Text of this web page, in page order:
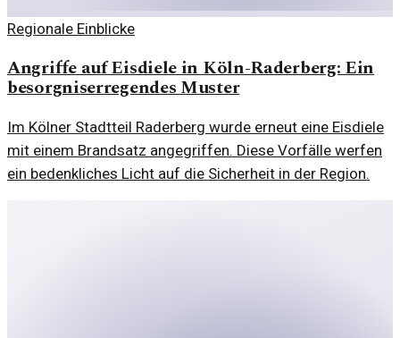
Regionale Einblicke
Angriffe auf Eisdiele in Köln-Raderberg: Ein
besorgniserregendes Muster
Im Kölner Stadtteil Raderberg wurde erneut eine Eisdiele
mit einem Brandsatz angegriffen. Diese Vorfälle werfen
ein bedenkliches Licht auf die Sicherheit in der Region.